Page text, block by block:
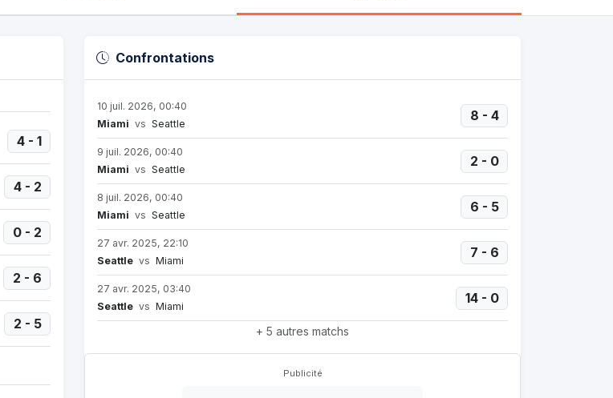
4 - 1
4 - 2
0 - 2
2 - 6
2 - 5
Confrontations
10 juil. 2026, 00:40
Miami vs Seattle
8 - 4
9 juil. 2026, 00:40
Miami vs Seattle
2 - 0
8 juil. 2026, 00:40
Miami vs Seattle
6 - 5
27 avr. 2025, 22:10
Seattle vs Miami
7 - 6
27 avr. 2025, 03:40
Seattle vs Miami
14 - 0
+ 5 autres matchs
Publicité